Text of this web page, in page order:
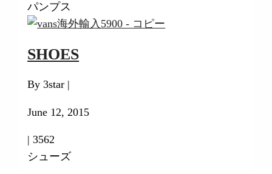
パンプス
SHOES
By 3star |
June 12, 2015
|3562
シューズ